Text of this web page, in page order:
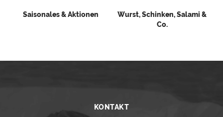
Saisonales & Aktionen
Wurst, Schinken, Salami &
Co.
KONTAKT